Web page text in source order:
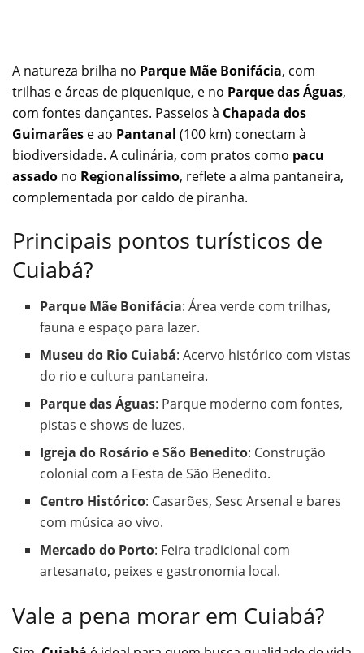
A natureza brilha no Parque Mãe Bonifácia, com
trilhas e áreas de piquenique, e no Parque das Águas,
com fontes dançantes. Passeios à Chapada dos
Guimarães e ao Pantanal (100 km) conectam à
biodiversidade. A culinária, com pratos como pacu
assado no Regionalíssimo, reflete a alma pantaneira,
complementada por caldo de piranha.
Principais pontos turísticos de
Cuiabá?
Parque Mãe Bonifácia: Área verde com trilhas,
fauna e espaço para lazer.
Museu do Rio Cuiabá: Acervo histórico com vistas
do rio e cultura pantaneira.
Parque das Águas: Parque moderno com fontes,
pistas e shows de luzes.
Igreja do Rosário e São Benedito: Construção
colonial com a Festa de São Benedito.
Centro Histórico: Casarões, Sesc Arsenal e bares
com música ao vivo.
Mercado do Porto: Feira tradicional com
artesanato, peixes e gastronomia local.
Vale a pena morar em Cuiabá?